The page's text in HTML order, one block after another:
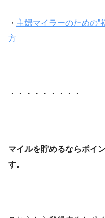
・ 主婦マイラーのための”
方
・・・・・・・・・
マイルを貯めるならポイ
す。